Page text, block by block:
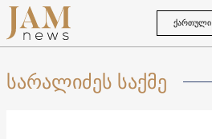
ᲥᲐᲠᲗᲣᲚᲘ
სარალიძეს საქმე